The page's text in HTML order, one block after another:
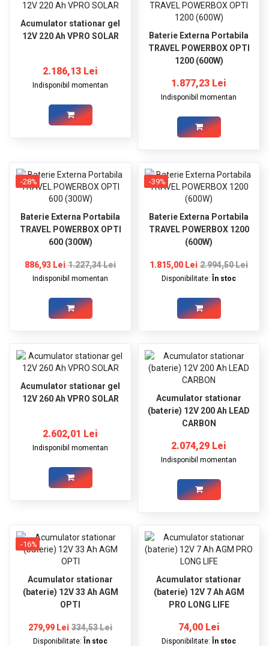
Acumulator stationar gel
12V 220 Ah VPRO SOLAR
2.186,13 Lei
Indisponibil momentan
Baterie Externa Portabila
TRAVEL POWERBOX OPTI
1200 (600W)
1.877,23 Lei
Indisponibil momentan
-28%
Baterie Externa Portabila
TRAVEL POWERBOX OPTI
600 (300W)
886,93 Lei 1.227,34 Lei
Indisponibil momentan
-39%
Baterie Externa Portabila
TRAVEL POWERBOX 1200
(600W)
1.815,00 Lei 2.994,50 Lei
Disponibilitate: În stoc
Acumulator stationar gel
12V 260 Ah VPRO SOLAR
2.602,01 Lei
Indisponibil momentan
Acumulator stationar
(baterie) 12V 200 Ah LEAD
CARBON
2.074,29 Lei
Indisponibil momentan
-16%
Acumulator stationar
(baterie) 12V 33 Ah AGM
OPTI
279,99 Lei 334,53 Lei
Disponibilitate: În stoc
Acumulator stationar
(baterie) 12V 7 Ah AGM
PRO LONG LIFE
74,00 Lei
Disponibilitate: În stoc